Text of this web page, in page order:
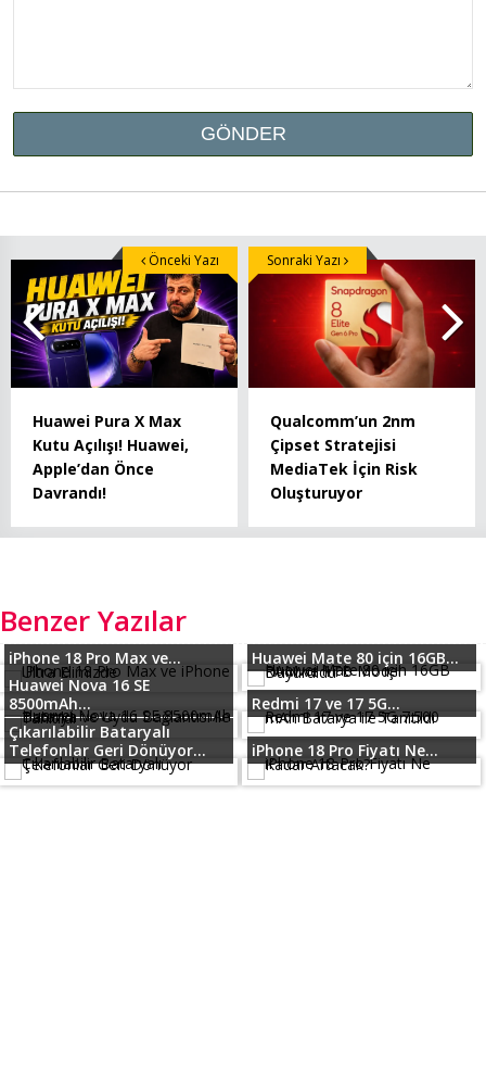
Huawei Pura X Max
Kutu Açılışı! Huawei,
Apple’dan Önce
Davrandı!
Önceki Yazı
Qualcomm’un 2nm
Çipset Stratejisi
MediaTek İçin Risk
Oluşturuyor
Sonraki Yazı
Benzer Yazılar
iPhone 18 Pro Max ve...
Huawei Mate 80 için 16GB...
Huawei Nova 16 SE
8500mAh...
Redmi 17 ve 17 5G...
Çıkarılabilir Bataryalı
Telefonlar Geri Dönüyor...
iPhone 18 Pro Fiyatı Ne...